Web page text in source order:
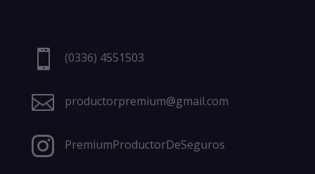
 (0336) 4551503
 productorpremium@gmail.com
 PremiumProductorDeSeguros